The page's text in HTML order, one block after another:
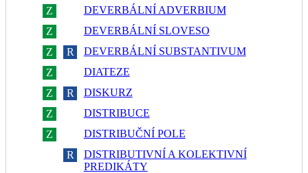
Z
DEVERBÁLNÍ ADVERBIUM
Z
DEVERBÁLNÍ SLOVESO
Z
R
DEVERBÁLNÍ SUBSTANTIVUM
Z
DIATEZE
Z
R
DISKURZ
Z
DISTRIBUCE
Z
DISTRIBUČNÍ POLE
R
DISTRIBUTIVNÍ A KOLEKTIVNÍ
PREDIKÁTY